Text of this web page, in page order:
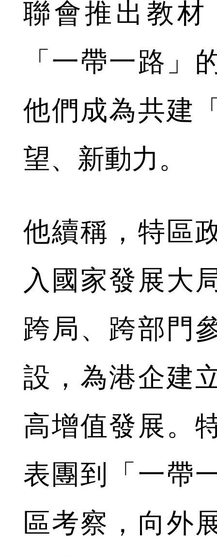
聯會推出教材
「一帶一路」
他們成為共建
望、新動力。
他續稱，特區
入國家發展大
跨局、跨部門
設，為港企建
高增值發展。
表團到「一帶
區考察，向外